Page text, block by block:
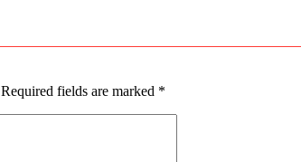
Required fields are marked *